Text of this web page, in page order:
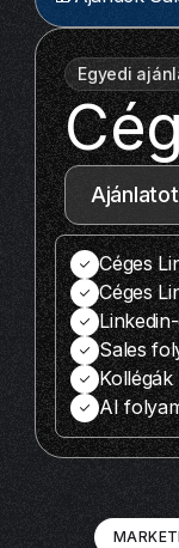
Egyedi
Céges
Céges
Sales
Kollégák
AI